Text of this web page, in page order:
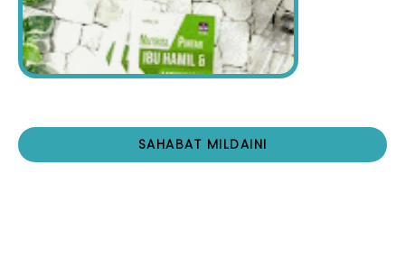
SAHABAT MILDAINI